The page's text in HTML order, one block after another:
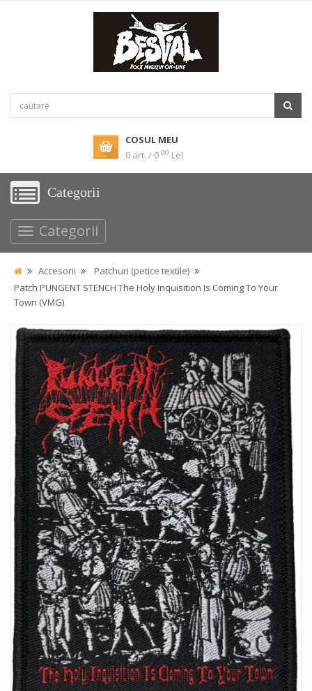
COSUL MEU
0 art. / 0 00 Lei
Categorii
Categorii
Accesorii
Patchuri (petice textile)
Patch PUNGENT STENCH The Holy Inquisition Is Coming To Your
Town (VMG)